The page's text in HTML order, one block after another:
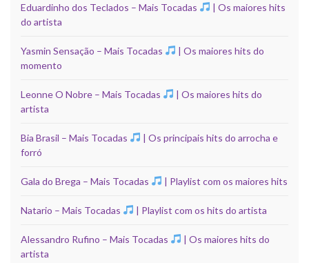
Eduardinho dos Teclados – Mais Tocadas
| Os maiores hits
do artista
Yasmin Sensação – Mais Tocadas
| Os maiores hits do
momento
Leonne O Nobre – Mais Tocadas
| Os maiores hits do
artista
Bia Brasil – Mais Tocadas
| Os principais hits do arrocha e
forró
Gala do Brega – Mais Tocadas | Playlist com os maiores hits
Natario – Mais Tocadas | Playlist com os hits do artista
Alessandro Rufino – Mais Tocadas
| Os maiores hits do
artista